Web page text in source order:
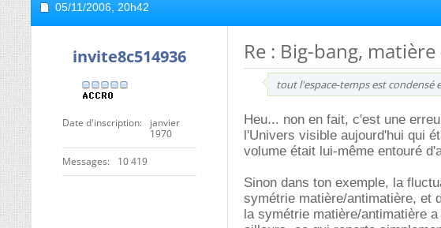
05/11/2006, 20h42
invite8c514936
Date d'inscription
janvier
1970
Messages 10 419
Re : Big-bang,
tout l'espace-temps est
Heu... non en fait, c'est une
l'Univers visible aujourd'hui qui
volume était lui-même entouré
Sinon dans ton exemple, la
symétrie matière/antimatière, et
la symétrie matière/antimatière